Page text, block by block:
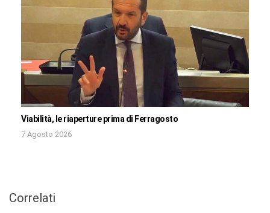
Viabilità, le riaperture prima di Ferragosto
7 Agosto 2026
Correlati